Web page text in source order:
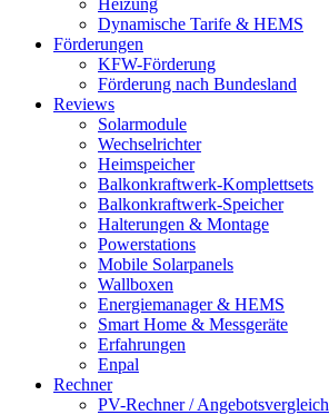
Heizung
Dynamische Tarife & HEMS
Förderungen
KFW-Förderung
Förderung nach Bundesland
Reviews
Solarmodule
Wechselrichter
Heimspeicher
Balkonkraftwerk-Komplettsets
Balkonkraftwerk-Speicher
Halterungen & Montage
Powerstations
Mobile Solarpanels
Wallboxen
Energiemanager & HEMS
Smart Home & Messgeräte
Erfahrungen
Enpal
Rechner
PV-Rechner / Angebotsvergleich